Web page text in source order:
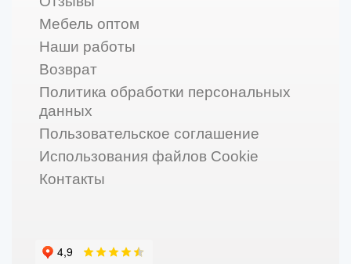
Мебель оптом
Наши работы
Возврат
Политика обработки персональных
данных
Пользовательское соглашение
Использования файлов Cookie
Контакты